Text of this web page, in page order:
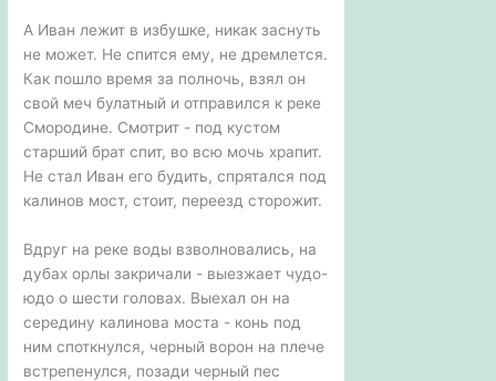
А Иван лежит в избушке, никак заснуть
не может. Не спится ему, не дремлется.
Как пошло время за полночь, взял он
свой меч булатный и отправился к реке
Смородине. Смотрит - под кустом
старший брат спит, во всю мочь храпит.
Не стал Иван его будить, спрятался под
калинов мост, стоит, переезд сторожит.
Вдруг на реке воды взволновались, на
дубах орлы закричали - выезжает чудо-
юдо о шести головах. Выехал он на
середину калинова моста - конь под
ним споткнулся, черный ворон на плече
встрепенулся, позади черный пес